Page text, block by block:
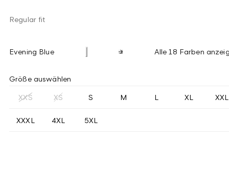
Regular fit
Evening Blue Alle 18 Farben
Größe auswählen
XXS XS S M L XL XXL
XXXL 4XL 5XL